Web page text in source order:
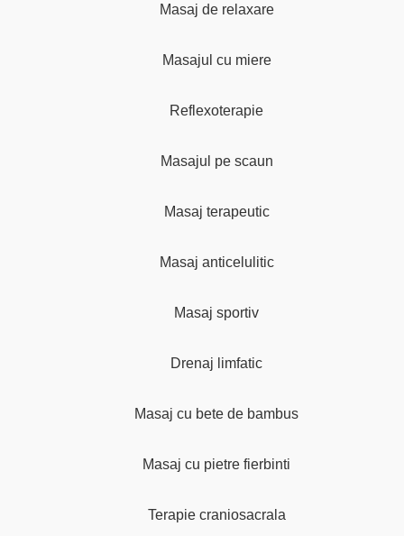
Masaj de relaxare
Masajul cu miere
Reflexoterapie
Masajul pe scaun
Masaj terapeutic
Masaj anticelulitic
Masaj sportiv
Drenaj limfatic
Masaj cu bete de bambus
Masaj cu pietre fierbinti
Terapie craniosacrala